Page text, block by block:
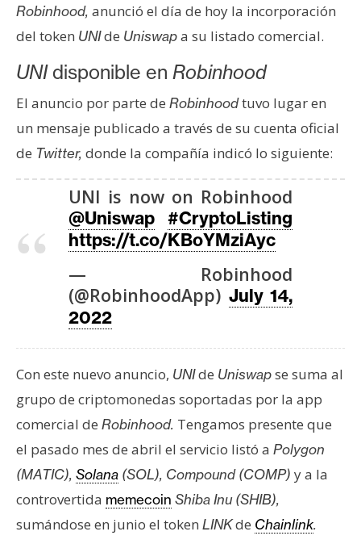
A
n
l
i
i
s
N
P
r
e
n
s
a
e
Robinhood, anunció el día de hoy la incorporación
del token UNIde Uniswapa su listado comercial.
UNIdisponible en Robinhood
El anuncio por parte de Robinhoodtuvo lugar en
un mensaje publicado a través de su cuenta oficial
de Twitter, donde la compañía indicó lo siguiente:
UNI is now on Robinhood
@Uniswap #CryptoListing
https://t.co/KBoYMziAyc
— Robinhood
(@RobinhoodApp) July 14,
2022
Con este nuevo anuncio, UNIde Uniswapse suma al
grupo de criptomonedas soportadas por la app
comercial de Robinhood. Tengamos presente que
el pasado mes de abril el servicio listó a Polygon
(MATIC), Solana (SOL), Compound (COMP) y a la
controvertida memecoin Shiba Inu (SHIB),
sumándose en junio el token LINKde Chainlink.